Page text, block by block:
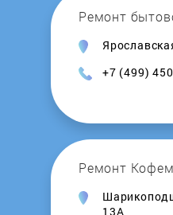
Ремонт
+7 (499)
Ремонт
13А